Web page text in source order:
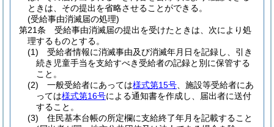
ときは、その提出を省略させることができる。
(受給事由消滅届の処理)
第21条
受給事由消滅届の提出を受けたときは、次により処
理するものとする。
(1)
受給者情報に消滅事由及び消滅年月日を記録し、引き
続き児童手当を支給すべき受給者の記録と別に保管する
こと。
(2)
一般受給者にあっては様式第15号 、施設等受給者にあ
っては様式第16号による通知書を作成し、届出者に送付
すること。
(3)
住民基本台帳の所定欄に支給終了年月を記載すること